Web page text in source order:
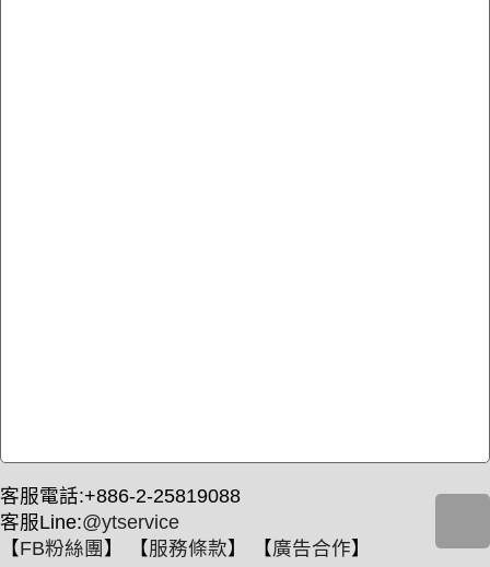
客服電話:+886-2-25819088
客服Line:@ytservice
【FB粉絲團 】 【服務條款】 【廣告合作】